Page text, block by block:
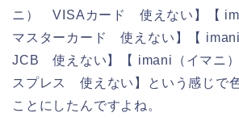
ニ） VISAカード 使えない】【
マスターカード 使えない】【
JCB 使えない】【 imani（イマニ
スプレス 使えない】という感じで
ことにしたんですよね。